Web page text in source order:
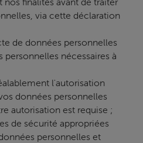
via cette déclaration
de données personnelles
personnelles nécessaires à
l'autorisation
données personnelles
autorisation est requise ;
de sécurité appropriées
personnelles et